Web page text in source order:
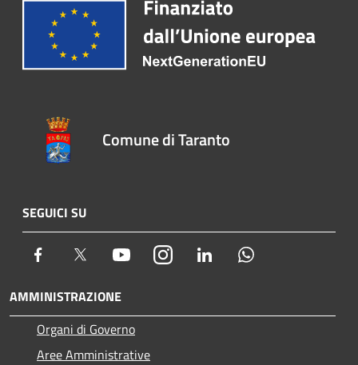
Comune di Taranto
SEGUICI SU
Facebook Twitter YoutubeInstagram LinkedIn
AMMINISTRAZIONE
Organi di Governo
Aree Amministrative